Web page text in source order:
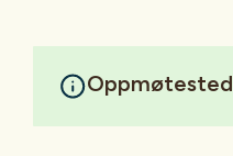
Oppmøtested